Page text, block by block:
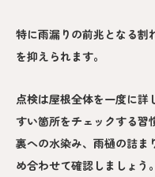
特に雨漏りの前兆となる割
を抑えられます。
点検は屋根全体を一度に
すい箇所をチェックする習
裏への水染み、雨樋の詰ま
め合わせて確認しましょう